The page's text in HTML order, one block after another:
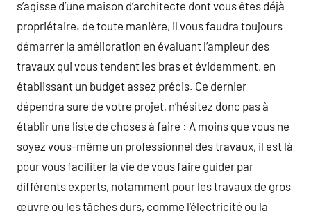
s’agisse d’une maison d’architecte dont vous êtes déjà
propriétaire. de toute manière, il vous faudra toujours
démarrer la amélioration en évaluant l’ampleur des
travaux qui vous tendent les bras et évidemment, en
établissant un budget assez précis. Ce dernier
dépendra sure de votre projet, n’hésitez donc pas à
établir une liste de choses à faire : A moins que vous ne
soyez vous-même un professionnel des travaux, il est là
pour vous faciliter la vie de vous faire guider par
différents experts, notamment pour les travaux de gros
œuvre ou les tâches durs, comme l’électricité ou la